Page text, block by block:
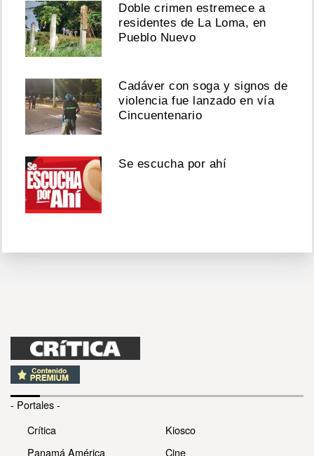
Doble crimen estremece a
residentes de La Loma, en
Pueblo Nuevo
Cadáver con soga y signos de
violencia fue lanzado en vía
Cincuentenario
Se escucha por ahí
- Portales -
Crítica
Panamá América
Kiosco
Cine